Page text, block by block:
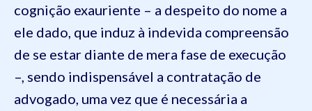
cognição exauriente – a despeito do nome a
ele dado, que induz à indevida compreensão
de se estar diante de mera fase de execução
–, sendo indispensável a contratação de
advogado, uma vez que é necessária a